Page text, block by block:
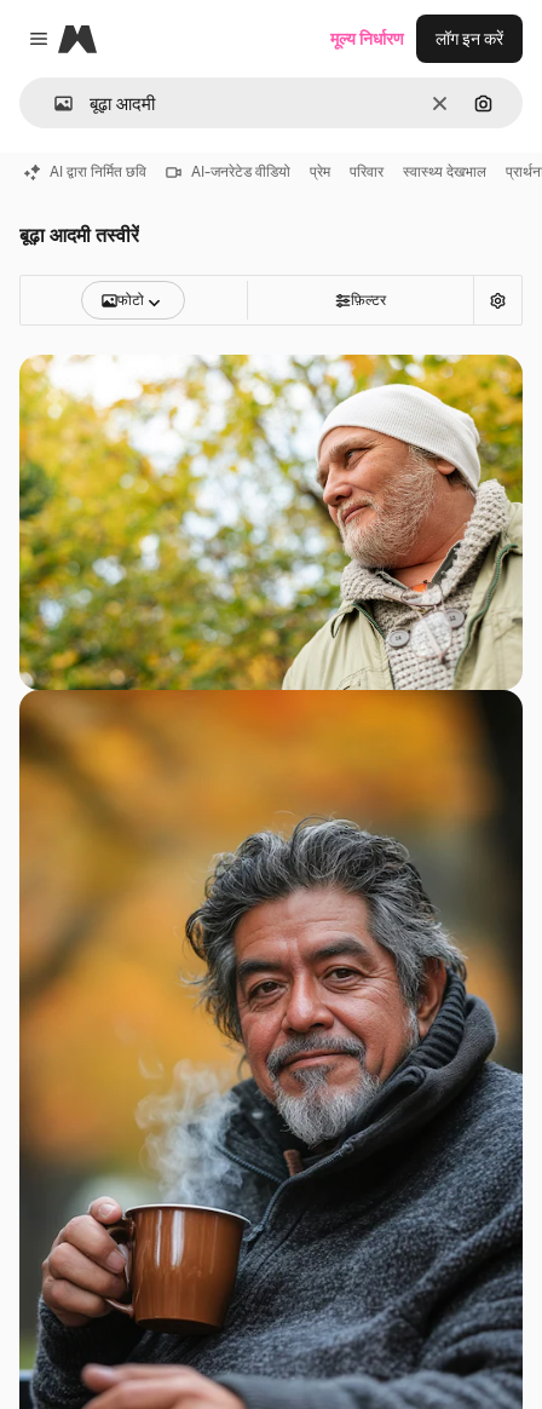
Close menu
Magnific
साफ़ इमेज से
मूल्य निर्धारण लॉग इन करें
AI द्वारा निर्मित छवि AI-जनरेटेड वीडियो प्रेम परिवार स्वास्थ्य देखभाल
बूढ़ा आदमी तस्वीरें
फोटो फ़िल्टर